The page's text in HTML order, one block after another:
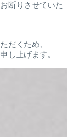
断りさせていた
だくため、
し上げます。